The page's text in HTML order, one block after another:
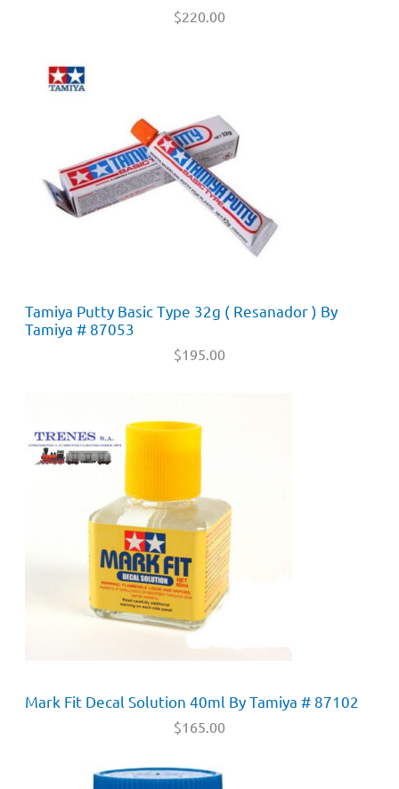
$220.00
Tamiya Putty Basic Type 32g ( Resanador ) By
Tamiya # 87053
$195.00
Mark Fit Decal Solution 40ml By Tamiya # 87102
$165.00